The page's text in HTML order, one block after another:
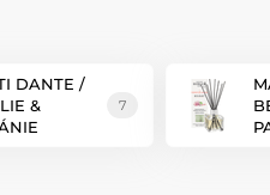
čistotou prírody. Prevonia
a veľkostí s odlišnou
DANTE /
&
7